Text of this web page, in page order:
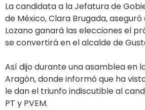
La candidata a la Jefatura de
de México, Clara Brugada,
Lozano ganará las elecciones el
se convertirá en el alcalde de
Así dijo durante una asamblea en
Aragón, donde informó que ha
le dan el triunfo indiscutible al
PT y PVEM.